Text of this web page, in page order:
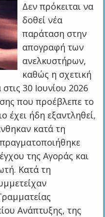
Δεν πρόκειται να
δοθεί νέα
παράταση στην
απογραφή των
ανελκυστήρων,
καθώς η σχετική
30 Ιουνίου 2026
που προέβλεπε το
έχει ήδη εξαντληθεί,
κατά τη
της Αγοράς και
Κατά τη
Ανάπτυξης, της